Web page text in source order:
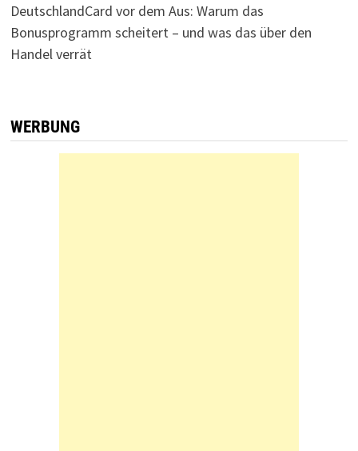
DeutschlandCard vor dem Aus: Warum das
Bonusprogramm scheitert – und was das über den
Handel verrät
WERBUNG